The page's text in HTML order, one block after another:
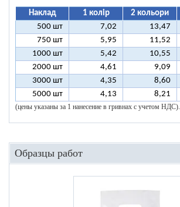
Наклад 1 колір 2 кольори
500 шт
7,02 13,47
750 шт
5,95 11,52
1000 шт
5,42 10,55
2000 шт
4,61 9,09
3000 шт
4,35 8,60
5000 шт
4,13 8,21
(цены указаны за 1 нанесение в гривнах с учетом НДС).
Образцы работ